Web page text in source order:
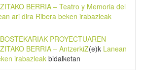
BERRIA – Teatro y Memoria del
ari dira Ribera beken irabazleak
PROYECTUAREN
BERRIA – AntzerkiZ(e)k Lanean
irabazleak bidalketan